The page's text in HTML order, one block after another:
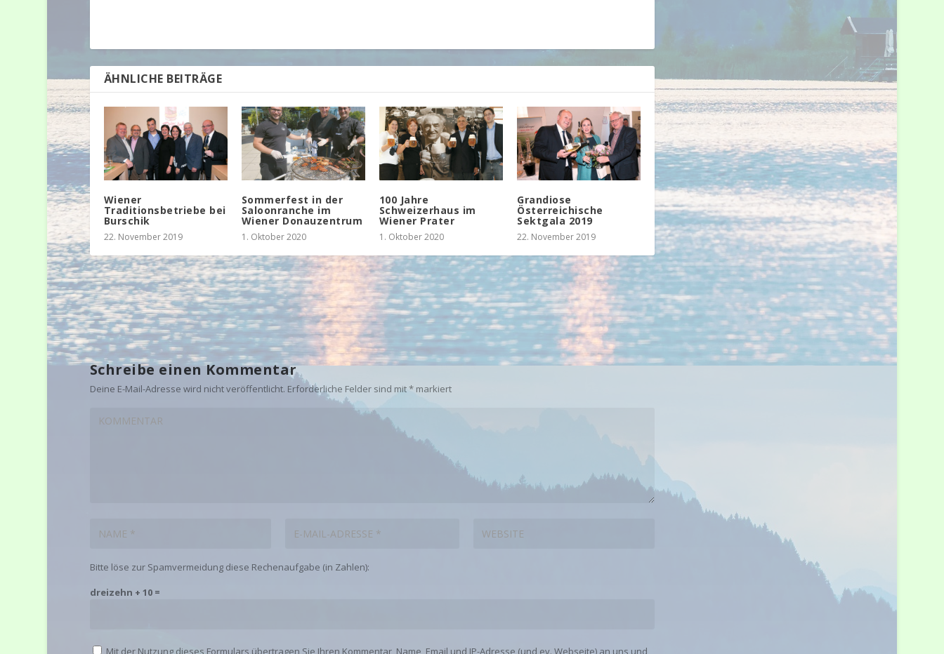
ÄHNLICHE BEITRÄGE
Wiener
Traditionsbetriebe bei
Burschik
22. November 2019
Sommerfest in der
Saloonranche im
Wiener Donauzentrum
1. Oktober 2020
100 Jahre
Schweizerhaus im
Wiener Prater
1. Oktober 2020
Grandiose
Österreichische
Sektgala 2019
22. November 2019
Schreibe einen Kommentar
Deine E-Mail-Adresse wird nicht veröffentlicht. Erforderliche Felder sind mit*markiert
Bitte löse zur Spamvermeidung diese Rechenaufgabe (in Zahlen):
dreizehn + 10 =
Mit der Nutzung dieses Formulars übertragen Sie Ihren Kommentar, Name, Email und IP-Adresse (und ev. Webseite) an uns und